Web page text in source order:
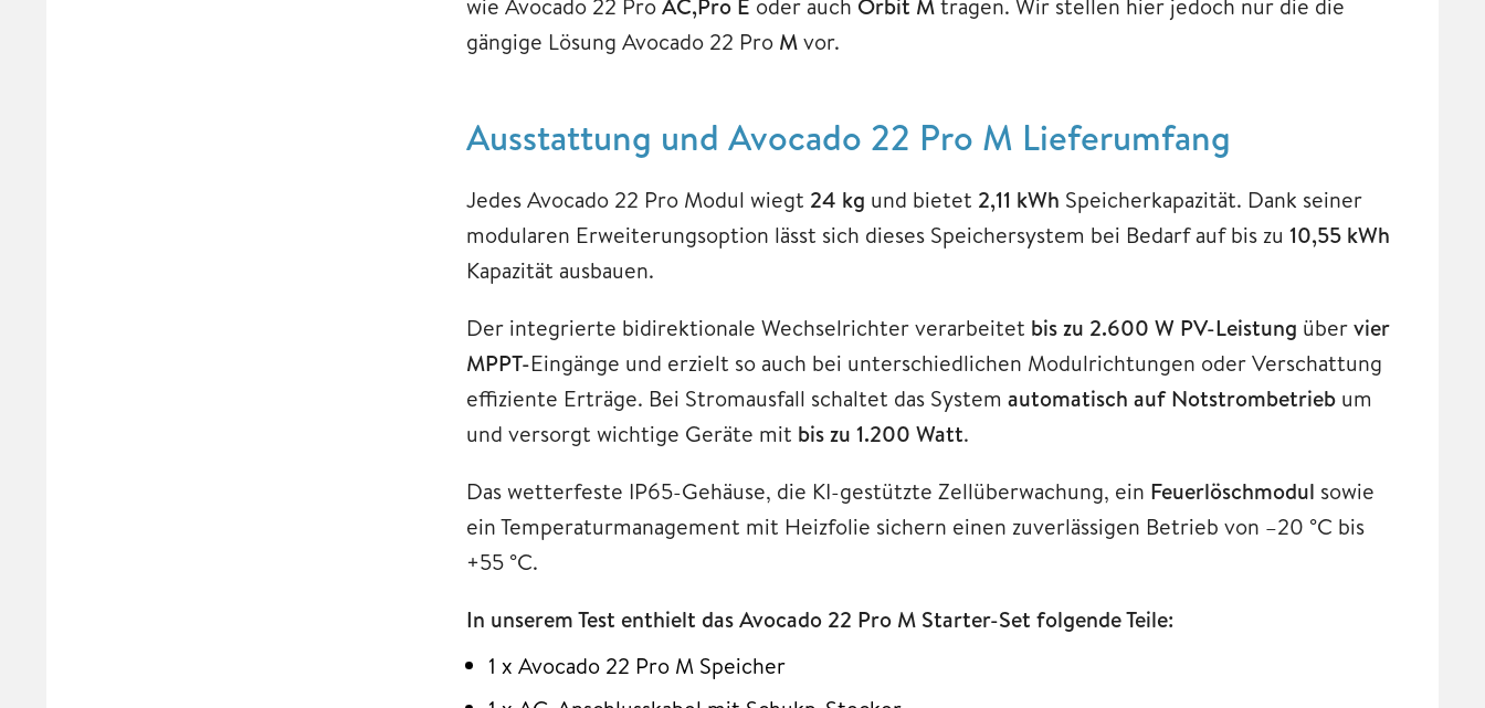
gängige Lösung Avocado 22 Pro Mvor.
Ausstattung und Avocado 22 Pro M Lieferumfang
Jedes Avocado 22 Pro Modul wiegt 24 kg und bietet 2,11 kWh Speicherkapazität. Dank seiner
modularen Erweiterungsoption lässt sich dieses Speichersystem bei Bedarf auf bis zu 10,55 kWh
Kapazität ausbauen.
Der integrierte bidirektionale Wechselrichter verarbeitet bis zu 2.600 W PV-Leistung übervier
MPPT-Eingänge und erzielt so auch bei unterschiedlichen Modulrichtungen oder Verschattung
effiziente Erträge. Bei Stromausfall schaltet das System automatisch auf Notstrombetrieb um
und versorgt wichtige Geräte mit bis zu 1.200 Watt.
Das wetterfeste IP65-Gehäuse, die KI-gestützte Zellüberwachung, ein Feuerlöschmodul sowie
ein Temperaturmanagement mit Heizfolie sichern einen zuverlässigen Betrieb von –20 °C bis
+55 °C.
In unserem Test enthielt das Avocado 22 Pro M Starter-Set folgende Teile:
1 x Avocado 22 Pro M Speicher